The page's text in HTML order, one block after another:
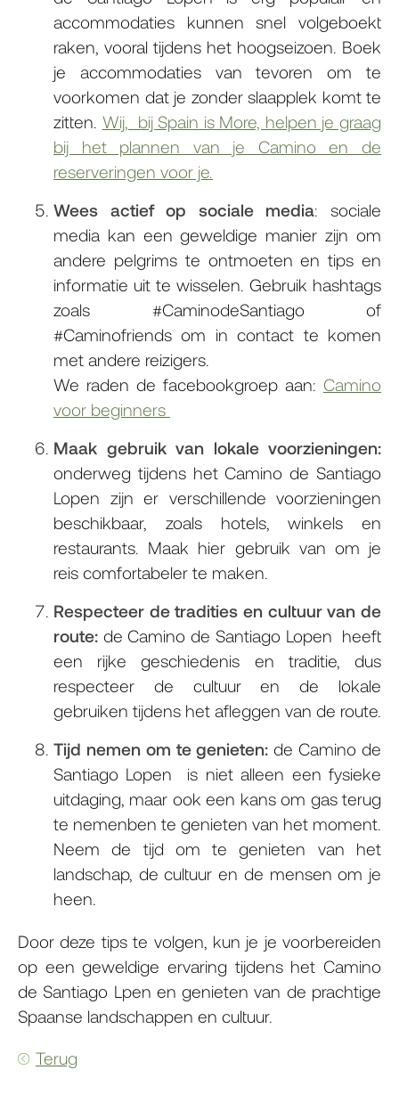
accommodaties kunnen snel volgeboekt
raken, vooral tijdens het hoogseizoen. Boek
je accommodaties van tevoren om te
voorkomen dat je zonder slaapplek komt te
zitten. Wij, bij Spain is More, helpen je graag
bij het plannen van je Camino en de
reserveringen voor je.
Wees actief op sociale media: sociale
media kan een geweldige manier zijn om
andere pelgrims te ontmoeten en tips en
informatie uit te wisselen. Gebruik hashtags
zoals #CaminodeSantiago of
#Caminofriends om in contact te komen
met andere reizigers.
We raden de facebookgroep aan: Camino
voor beginners
Maak gebruik van lokale voorzieningen:
onderweg tijdens het Camino de Santiago
Lopen zijn er verschillende voorzieningen
beschikbaar, zoals hotels, winkels en
restaurants. Maak hier gebruik van om je
reis comfortabeler te maken.
Respecteer de tradities en cultuur van de
route: de Camino de Santiago Lopen heeft
een rijke geschiedenis en traditie, dus
respecteer de cultuur en de lokale
gebruiken tijdens het afleggen van de route.
Tijd nemen om te genieten: de Camino de
Santiago Lopen is niet alleen een fysieke
uitdaging, maar ook een kans om gas terug
te nemenben te genieten van het moment.
Neem de tijd om te genieten van het
landschap, de cultuur en de mensen om je
heen.
Door deze tips te volgen, kun je je voorbereiden
op een geweldige ervaring tijdens het Camino
de Santiago Lpen en genieten van de prachtige
Spaanse landschappen en cultuur.
Terug